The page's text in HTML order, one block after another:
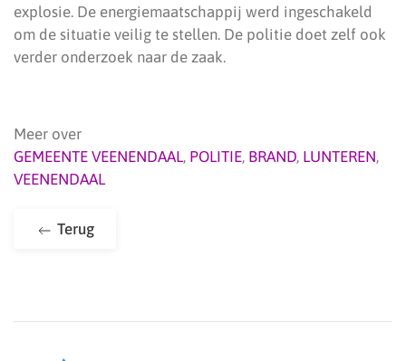
explosie. De energiemaatschappij werd ingeschakeld
om de situatie veilig te stellen. De politie doet zelf ook
verder onderzoek naar de zaak.
Meer over
GEMEENTE VEENENDAAL, POLITIE, BRAND, LUNTEREN,
VEENENDAAL
Terug